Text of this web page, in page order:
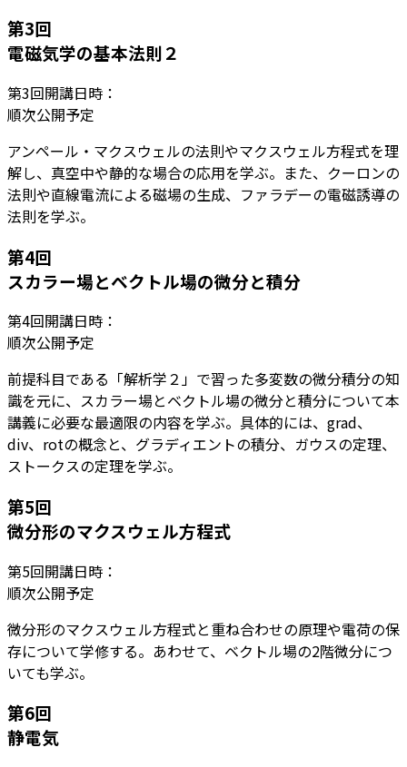
第3回
電磁気学の基本法則２
第3回開講日時：
順次公開予定
アンペール・マクスウェルの法則やマクスウェル方程式を理
解し、真空中や静的な場合の応用を学ぶ。また、クーロンの
法則や直線電流による磁場の生成、ファラデーの電磁誘導の
法則を学ぶ。
第4回
スカラー場とベクトル場の微分と積分
第4回開講日時：
順次公開予定
前提科目である「解析学２」で習った多変数の微分積分の知
識を元に、スカラー場とベクトル場の微分と積分について本
講義に必要な最適限の内容を学ぶ。具体的には、grad、
div、rotの概念と、グラディエントの積分、ガウスの定理、
ストークスの定理を学ぶ。
第5回
微分形のマクスウェル方程式
第5回開講日時：
順次公開予定
微分形のマクスウェル方程式と重ね合わせの原理や電荷の保
存について学修する。あわせて、ベクトル場の2階微分につ
いても学ぶ。
第6回
静電気